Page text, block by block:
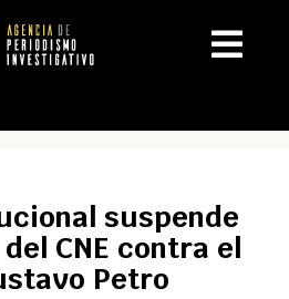
suspende
CNE contra el
Petro